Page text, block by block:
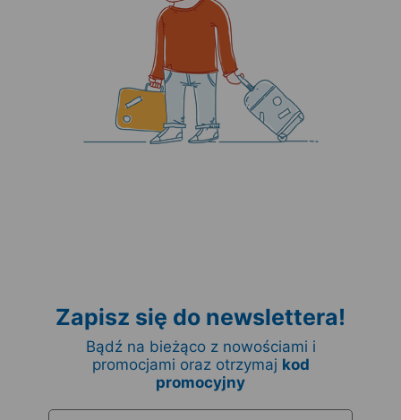
Zapisz się do newslettera!
Bądź na bieżąco z nowościami i
promocjami oraz otrzymaj kod
promocyjny